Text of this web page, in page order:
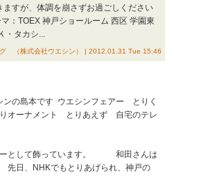
すが、体調を崩さずお過ごしください
：TOEX 神戸ショールーム 西区 学園東
・タカシ...
（株式会社ウエシン） | 2012.01.31 Tue 15:46
ンの島本です ウエシンフェアー とりく
オーナメント とりあえず 自宅のテレ
として飾っています。 和田さんは
日、NHKでもとりあげられ、神戸の